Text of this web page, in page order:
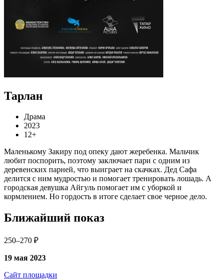
Тарлан
Драма
2023
12+
Маленькому Закиру под опеку дают жеребенка. Мальчик
любит поспорить, поэтому заключает пари с одним из
деревенских парней, что выиграет на скачках. Дед Сафа
делится с ним мудростью и помогает тренировать лошадь. А
городская девушка Айгуль помогает им с уборкой и
кормлением. Но гордость в итоге сделает свое черное дело.
Ближайший показ
250–270 ₽
19 мая 2023
Сайт площадки